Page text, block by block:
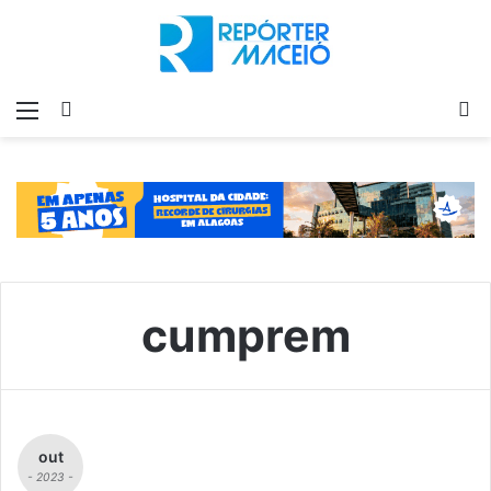
Menu
cumprem
out
- 2023 -